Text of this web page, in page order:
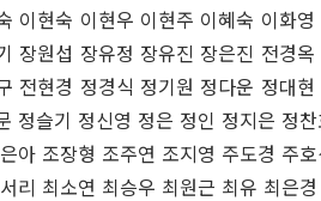
이현숙 이현우 이현주 이혜숙 이화
장원섭 장유정 장유진 장은진 전경
전현경 정경식 정기원 정다운 정대
정슬기 정신영 정은 정인 정지은 정
아 조장형 조주연 조지영 주도경 주
리 최소연 최승우 최원근 최유 최은